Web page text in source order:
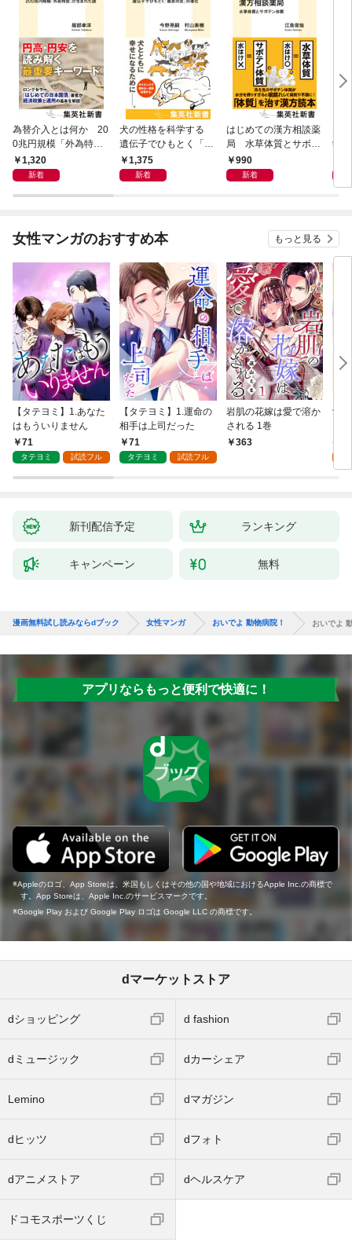
為替介入とは何か 20
0兆円規模「外為特
会」が生まれた謎
1,320
新着
犬の性格を科学する
遺伝子でひもとく「最
良の友」の進化
1,375
新着
はじめての漢方相談薬
局 水草体質とサボテ
ン体質
990
新着
学
女性マンガのおすすめ本 もっと見る
【タテヨミ】1.あなた
はもういりません
71
タテヨミ 試読フル
【タテヨミ】1.運命の
相手は上司だった
71
タテヨミ 試読フル
岩肌の花嫁は愛で溶か
される 1巻
363
愛
新刊配信予定 ランキング
キャンペーン 無料
漫画無料試し読みならdブック 女性マンガ おいでよ 動物病院！ おいでよ
アプリならもっと便利で快適に！
Appleのロゴ、App Storeは、米国もしくはその他の国や地域におけるApple Inc.の商標で
す。App Storeは、Apple Inc.のサービスマークです。
Google Play および Google Play ロゴは Google LLC の商標です。
dマーケットストア
dショッピング d fashion
dミュージック dカーシェア
Lemino dマガジン
dヒッツ dフォト
dアニメストア dヘルスケア
ドコモスポーツくじ